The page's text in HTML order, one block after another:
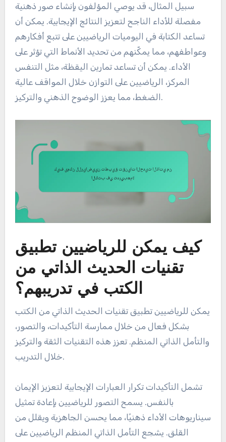
سبيل المثال، قد يوصي المؤلفون بإنشاء صور ذهنية
مفصلة للأداء الناجح لتعزيز النتائج الإيجابية. يمكن أن
تساعد الكتابة في اليوميات الرياضيين على تتبع أفكارهم
وعواطفهم، مما يمكّنهم من تحديد الأنماط التي تؤثر على
الأداء. يمكن أن تساعد تمارين اليقظة، مثل التنفس
المركز، الرياضيين على التوازن خلال المواقف عالية
الضغط، مما يعزز الوضوح الذهني والتركيز.
كيف يمكن للرياضيين تطبيق
تقنيات الحديث الذاتي من
الكتب في تدريبهم؟
يمكن للرياضيين تطبيق تقنيات الحديث الذاتي من الكتب
بشكل فعال من خلال ممارسة التأكيدات، والتصور،
والتأمل الذاتي المنظم. تعزز هذه التقنيات الثقة والتركيز
خلال التدريب.
تشمل التأكيدات تكرار العبارات الإيجابية لتعزيز الإيمان
بالنفس. يسمح التصور للرياضيين بإعادة تمثيل
سيناريوهات الأداء ذهنيًا، مما يحسن الجاهزية ويقلل من
القلق. يشجع التأمل الذاتي المنظم الرياضيين على